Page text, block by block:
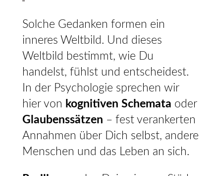
Solche Gedanken formen ein
inneres Weltbild. Und dieses
Weltbild bestimmt, wie Du
handelst, fühlst und entscheidest.
In der Psychologie sprechen wir
hier von kognitiven Schemata oder
Glaubenssätzen – fest verankerten
Annahmen über Dich selbst, andere
Menschen und das Leben an sich.